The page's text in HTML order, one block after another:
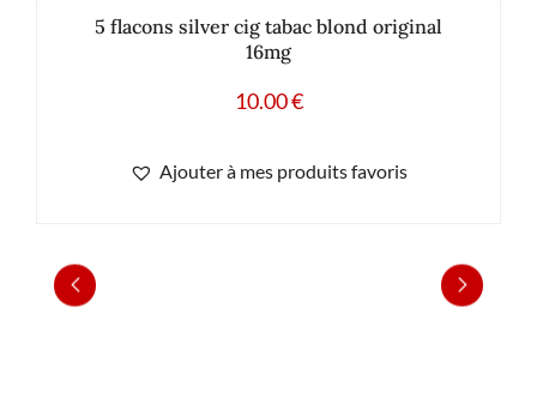
5 flacons silver cig tabac blond original
16mg
10.00€
Ajouter à mes produits favoris